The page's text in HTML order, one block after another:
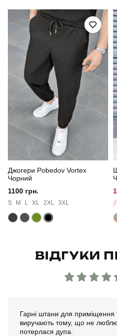
Артикул
Призначення
Стать
Сезон
Матеріал
Склад тканини
Країна - виробник
Джогери Pobedov Vortex
Чорний
1100 грн.
S M L XL 2XL 3XL S
ВІДГУКИ
Гарні штани для приміщення
виручають тому, що не
потерлася дупа.